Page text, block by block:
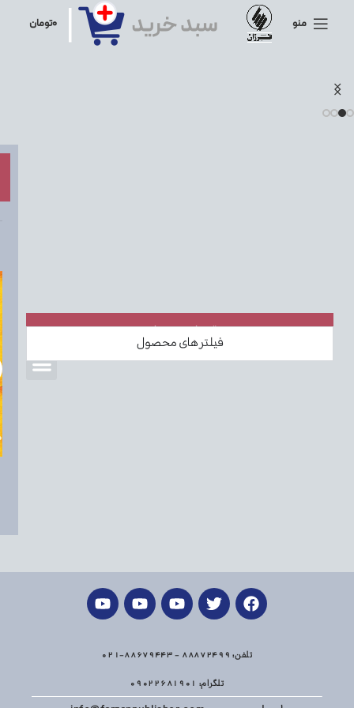
منو ۰تومان
دسته بندی موضوعی
فیلتر های محصول
تلفن: 88872499 - 88679443-021
تلگرام: 09022681901